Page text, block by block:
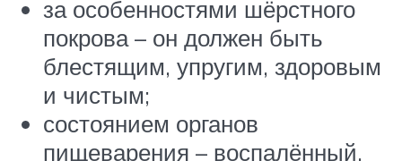
за особенностями шёрстного
покрова – он должен быть
блестящим, упругим, здоровым
и чистым;
состоянием органов
пищеварения – воспалённый,